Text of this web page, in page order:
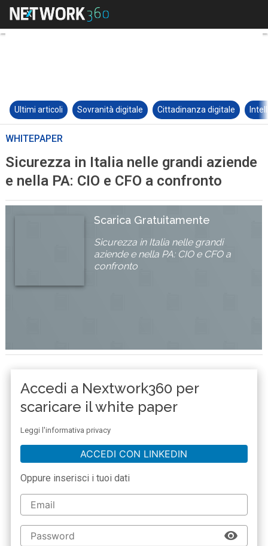
Ultimi articoli Sovranità digitale Cittadinanza digitale
WHITEPAPER
Sicurezza in Italia nelle grandi aziende
e nella PA: CIO e CFO a confronto
Scarica Gratuitamente
Sicurezza in Italia nelle grandi
aziende e nella PA: CIO e CFO a
confronto
Accedi a Nextwork360 per
scaricare il white paper
Leggi l'informativa privacy
ACCEDI CON LINKEDIN
Oppure inserisci i tuoi dati